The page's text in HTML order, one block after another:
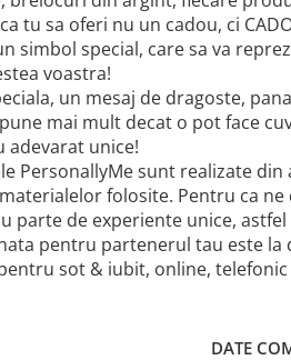
tu sa oferi nu un cadou, ci
simbol special, care sa va
voastra!
un mesaj de dragoste,
mai mult decat o pot face
adevarat unice!
PersonallyMe sunt realizate
folosite. Pentru ca
parte de experiente unice,
pentru partenerul tau este la
sot & iubit, online,
DATE